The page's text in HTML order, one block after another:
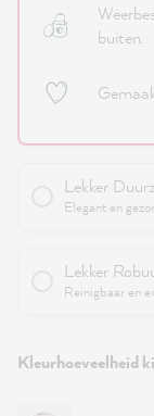
buiten.
Lekker
Elegant en
Lekker
Reinigbaar en
Kleurhoeveelheid